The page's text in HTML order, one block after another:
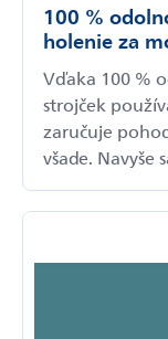
100 %
holenie za
Vďaka 100 %
strojček
zaručuje
všade. Navyše